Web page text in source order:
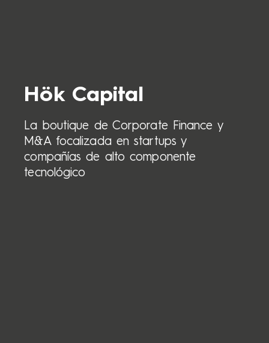
Hök Capital
La boutique de Corporate Finance y
M&A focalizada en startups y
compañías de alto componente
tecnológico